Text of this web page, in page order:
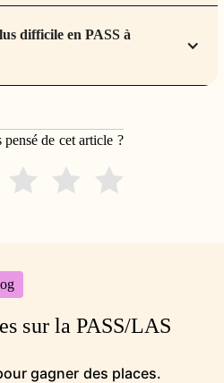
difficile en PASS à
de cet article ?
sur la PASS/LAS
gagner des places.